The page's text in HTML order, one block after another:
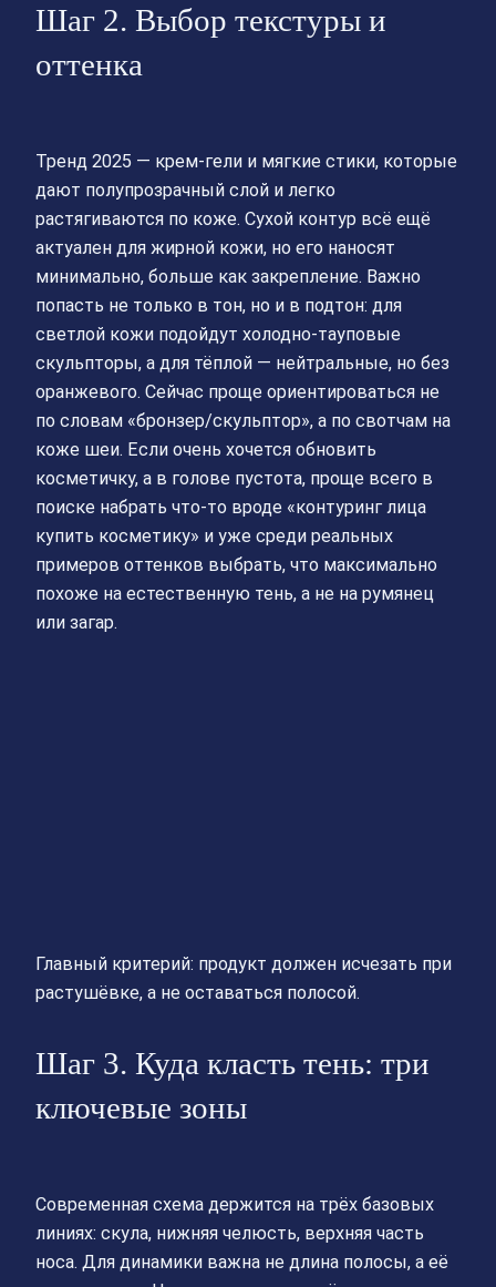
Шаг 2. Выбор текстуры и
оттенка
Тренд 2025 — крем-гели и мягкие стики, которые
дают полупрозрачный слой и легко
растягиваются по коже. Сухой контур всё ещё
актуален для жирной кожи, но его наносят
минимально, больше как закрепление. Важно
попасть не только в тон, но и в подтон: для
светлой кожи подойдут холодно‑тауповые
скульпторы, а для тёплой — нейтральные, но без
оранжевого. Сейчас проще ориентироваться не
по словам «бронзер/скульптор», а по свотчам на
коже шеи. Если очень хочется обновить
косметичку, а в голове пустота, проще всего в
поиске набрать что‑то вроде «контуринг лица
купить косметику» и уже среди реальных
примеров оттенков выбрать, что максимально
похоже на естественную тень, а не на румянец
или загар.
Главный критерий: продукт должен исчезать при
растушёвке, а не оставаться полосой.
Шаг 3. Куда класть тень: три
ключевые зоны
Современная схема держится на трёх базовых
линиях: скула, нижняя челюсть, верхняя часть
носа. Для динамики важна не длина полосы, а её